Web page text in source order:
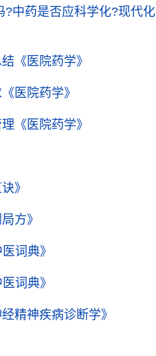
?中药是否应科学化?现代化
《医院药学》
《医院药学》
《医院药学》
》
方》
医词典》
医词典》
经精神疾病诊断学》